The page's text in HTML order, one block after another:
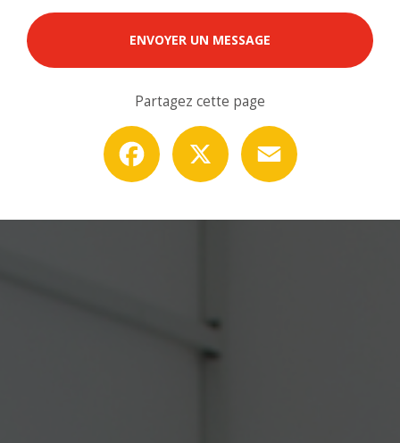
ENVOYER UN MESSAGE
Partagez cette page
Facebook